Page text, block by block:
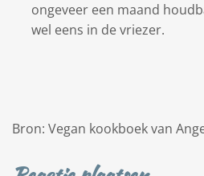
ongeveer een maand
wel eens in de vriezer.
Bron: Vegan kookboek van